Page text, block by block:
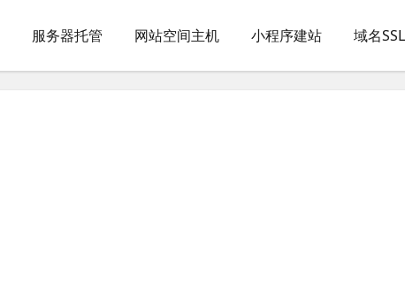
服务器托管 网站空间主机 小程序建站 域名